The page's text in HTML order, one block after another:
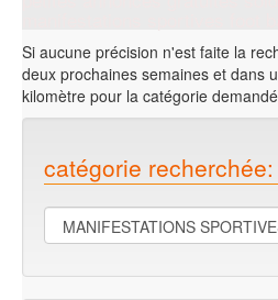
Si aucune précision n'est faite la
deux prochaines semaines et dans
kilomètre pour la catégorie
catégorie recherchée: